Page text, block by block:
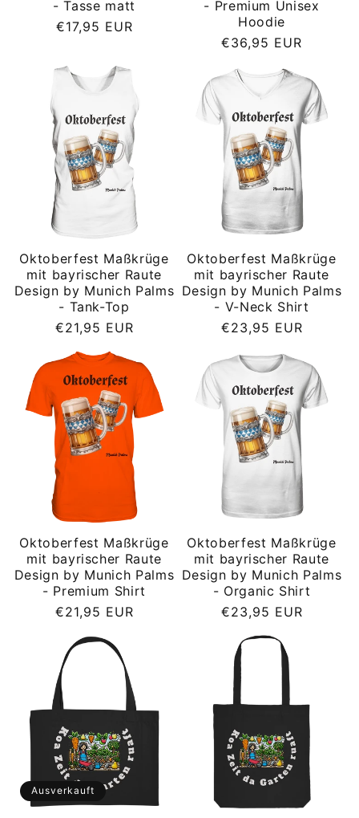
- Tasse matt
Normaler
€17,95 EUR
- Premium Unisex
Hoodie
Normaler
€36,95 EUR
Oktoberfest Maßkrüge
mit bayrischer Raute
Design by Munich Palms
- Tank-Top
Normaler
€21,95 EUR
Oktoberfest Maßkrüge
mit bayrischer Raute
Design by Munich Palms
- V-Neck Shirt
Normaler
€23,95 EUR
Oktoberfest Maßkrüge
mit bayrischer Raute
Design by Munich Palms
- Premium Shirt
Normaler
€21,95 EUR
Oktoberfest Maßkrüge
mit bayrischer Raute
Design by Munich Palms
- Organic Shirt
Normaler
€23,95 EUR
Ausverkauft